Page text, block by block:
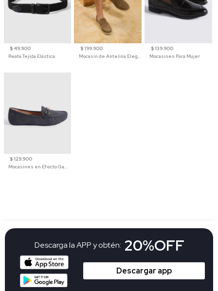
$ 49.900
Reata Tejida Elástica
$ 199.900
Mocasín de Antelina Elegante con Suela de Contraste Para Hombre
$ 139.900
Mocasines Para Mujer
$ 129.900
Mocasines en Efecto Gamuzado Para Mujer
Descarga la APP y obtén: 20%OFF
Descargar app